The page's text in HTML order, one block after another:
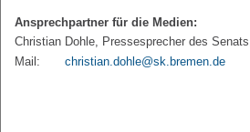
Ansprechpartner für die Medien:
Christian Dohle, Pressesprecher des
Mail:
christian.dohle@sk.bremen.de